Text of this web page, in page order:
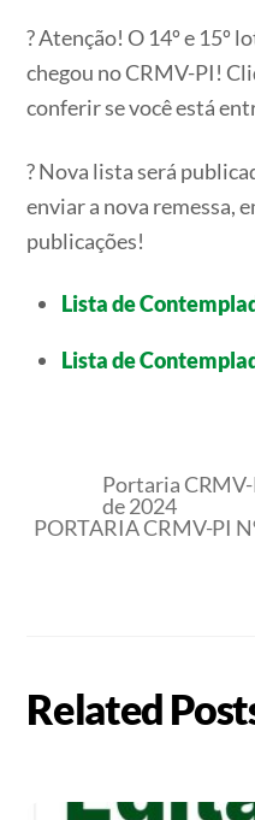
? Atenção! O 14º e 15º
chegou no CRMV-PI!
conferir se você está
? Nova lista será
enviar a nova remessa,
publicações!
Lista de
Lista de
Portaria CRMV-
de 2024
PORTARIA CRMV-PI
Related